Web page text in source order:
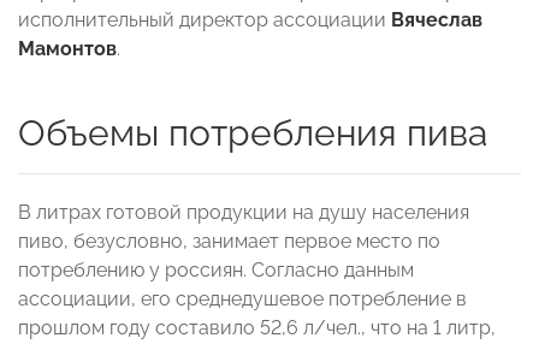
исполнительный директор ассоциации Вячеслав
Мамонтов.
Объемы потребления пива
В литрах готовой продукции на душу населения
пиво, безусловно, занимает первое место по
потреблению у россиян. Согласно данным
ассоциации, его среднедушевое потребление в
прошлом году составило 52,6 л/чел., что на 1 литр,